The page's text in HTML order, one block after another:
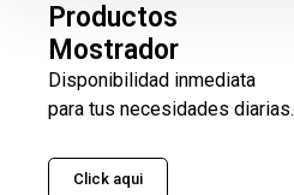
Productos
Mostrador
Disponibilidad inmediata
para tus necesidades diarias.
Click aqui